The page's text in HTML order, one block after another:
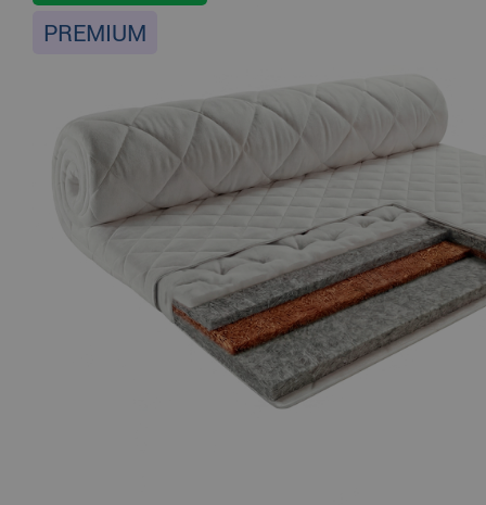
PREMIUM